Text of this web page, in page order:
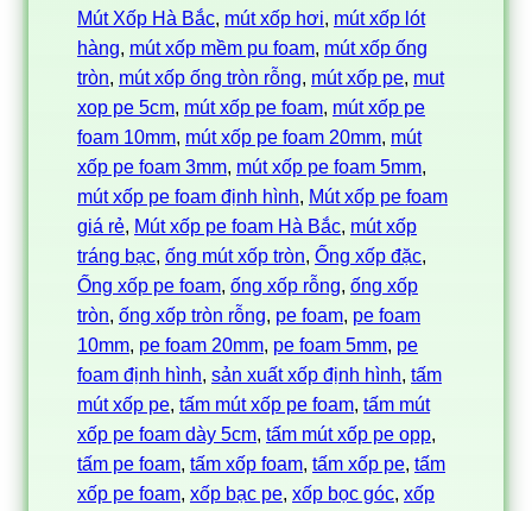
Mút Xốp Hà Bắc, mút xốp hơi, mút xốp lót
hàng, mút xốp mềm pu foam, mút xốp ống
tròn, mút xốp ống tròn rỗng, mút xốp pe, mut
xop pe 5cm, mút xốp pe foam, mút xốp pe
foam 10mm, mút xốp pe foam 20mm, mút
xốp pe foam 3mm, mút xốp pe foam 5mm
mút xốp pe foam định hình, Mút xốp pe foam
giá rẻ, Mút xốp pe foam Hà Bắc, mút xốp
tráng bạc, ống mút xốp tròn, Ống xốp đặc
Ống xốp pe foam, ống xốp rỗng, ống xốp
tròn, ống xốp tròn rỗng, pe foam, pe foam
10mm, pe foam 20mm, pe foam 5mm, pe
foam định hình, sản xuất xốp định hình, tấm
mút xốp pe, tấm mút xốp pe foam, tấm mút
xốp pe foam dày 5cm, tấm mút xốp pe opp
tấm pe foam, tấm xốp foam, tấm xốp pe, tấm
xốp pe foam, xốp bạc pe, xốp bọc góc, xốp